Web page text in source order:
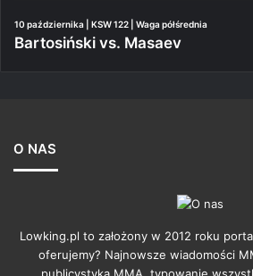
10 października | KSW 122 | Waga półśrednia
Bartosiński vs. Masaev
O NAS
Lowking.pl to założony w 2012 roku
oferujemy? Najnowsze wiadomości